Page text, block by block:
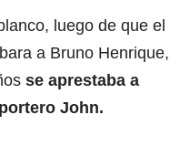
luego de que el
a Bruno Henrique,
se aprestaba a
John.